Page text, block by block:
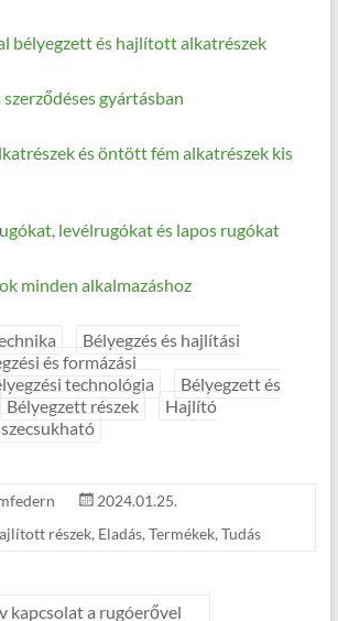
bélyegzett és hajlított alkatrészek
szerződéses gyártásban
és öntött fém alkatrészek kis
levélrugókat és lapos rugókat
minden alkalmazáshoz
Bélyegzés és hajlítási
és formázási
technológia
Bélyegzett és
Bélyegzett részek
Hajlító
2024.01.25.
részek, Eladás, Termékek, Tudás
kapcsolat a rugóerővel